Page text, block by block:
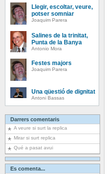
Llegir, escoltar, veure,
potser somniar
Joaquim Parera
Salines de la trinitat,
Punta de la Banya
Antonio Mora
Festes majors
Joaquim Parera
Una qüestió de dignitat
Antoni Bassas
Darrers comentaris
A veure si surt la replica
Mirar si surt replica
Qué a pasat avui
Es comenta...